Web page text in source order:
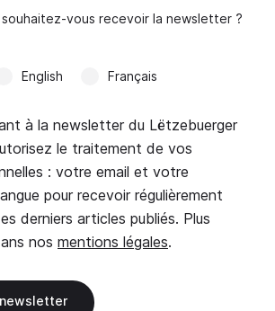
souhaitez-vous recevoir la newsletter ?
English Français
à la newsletter du Lëtzebuerger
le traitement de vos
: votre email et votre
pour recevoir régulièrement
derniers articles publiés. Plus
nos mentions légales.